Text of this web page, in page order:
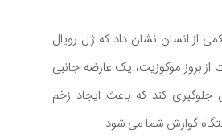
از انسان نشان داد که ژل رویال
بروز موکوزیت، یک عارضه جانبی
جلوگیری کند که باعث ایجاد زخم
گوارش شما می شود.